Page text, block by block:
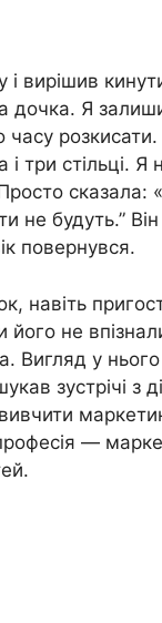
і вирішив
Я
розкисати.
і три стільці.
не будуть.”
повернувся.
навіть
не
Вигляд у
зустрічі
—